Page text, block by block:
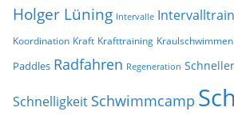
Holger Lüning Intervalle
Koordination Kraft Krafttraining Kraulschwimmen
Paddles Radfahren Regeneration
Schnelligkeit Schwimmcamp